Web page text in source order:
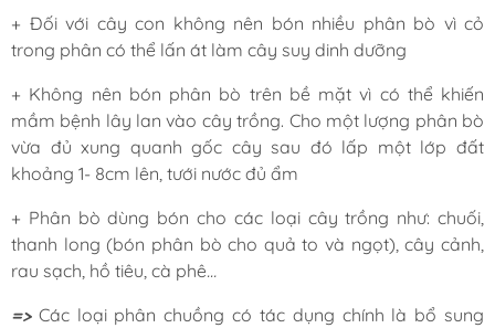
+ Đối với cây con không nên bón nhiều phân bò vì cỏ
trong phân có thể lấn át làm cây suy dinh dưỡng
+ Không nên bón phân bò trên bề mặt vì có thể khiến
mầm bệnh lây lan vào cây trồng. Cho một lượng phân bò
vừa đủ xung quanh gốc cây sau đó lấp một lớp đất
khoảng 1- 8cm lên, tưới nước đủ ẩm
+ Phân bò dùng bón cho các loại cây trồng như: chuối,
thanh long (bón phân bò cho quả to và ngọt), cây cảnh,
rau sạch, hồ tiêu, cà phê…
=>Các loại phân chuồng có tác dụng chính là bổ sung